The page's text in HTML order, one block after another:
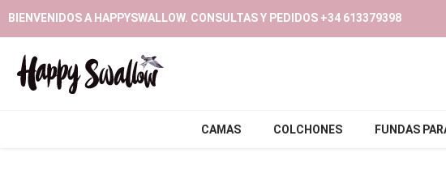
contenido
BIENVENIDOS A HAPPYSWALLOW. CONSULTAS Y PEDIDOS +34 613379398‬
CAMAS COLCHONES FUNDAS